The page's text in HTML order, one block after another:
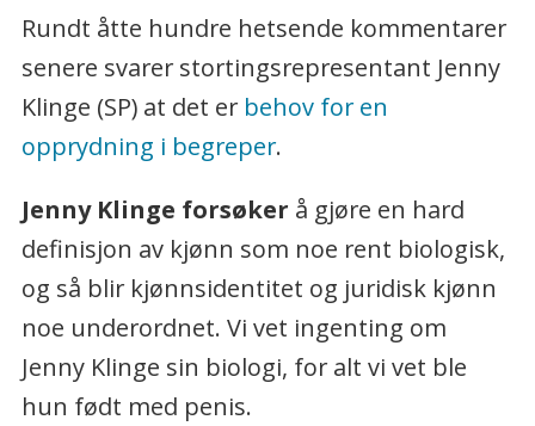
Rundt åtte hundre hetsende kommentarer
senere svarer stortingsrepresentant Jenny
Klinge (SP) at det er behov for en
opprydning i begreper.
Jenny Klinge forsøker å gjøre en hard
definisjon av kjønn som noe rent biologisk,
og så blir kjønnsidentitet og juridisk kjønn
noe underordnet. Vi vet ingenting om
Jenny Klinge sin biologi, for alt vi vet ble
hun født med penis.